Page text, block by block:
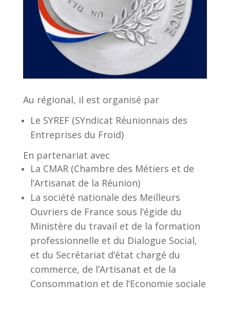
Au régional, il est organisé par
Le SYREF (SYndicat Réunionnais des
Entreprises du Froid)
En partenariat avec
La CMAR (Chambre des Métiers et de
l’Artisanat de la Réunion)
La société nationale des Meilleurs
Ouvriers de France sous l’égide du
Ministère du travail et de la formation
professionnelle et du Dialogue Social,
et du Secrétariat d’état chargé du
commerce, de l’Artisanat et de la
Consommation et de l’Economie sociale